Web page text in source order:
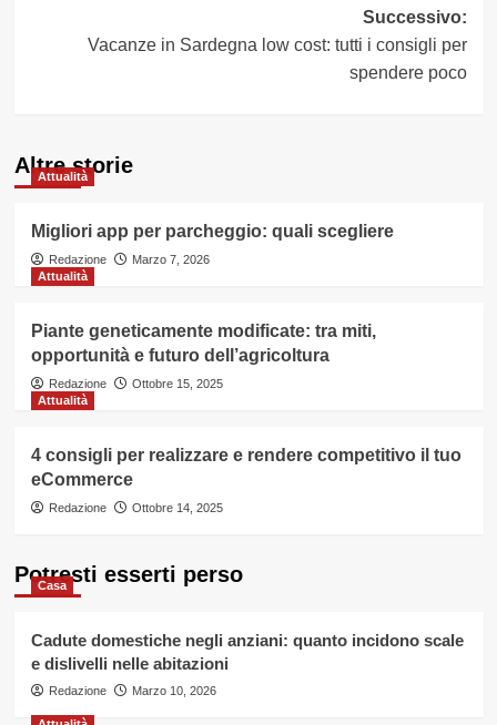
Successivo:
Vacanze in Sardegna low cost: tutti i consigli per
spendere poco
Altre storie
Attualità
Migliori app per parcheggio: quali scegliere
Redazione
Marzo 7, 2026
Attualità
Piante geneticamente modificate: tra miti,
opportunità e futuro dell’agricoltura
Redazione
Ottobre 15, 2025
Attualità
4 consigli per realizzare e rendere competitivo il tuo
eCommerce
Redazione Ottobre 14, 2025
Potresti esserti perso
Casa
Cadute domestiche negli anziani: quanto incidono scale
e dislivelli nelle abitazioni
Redazione Marzo 10, 2026